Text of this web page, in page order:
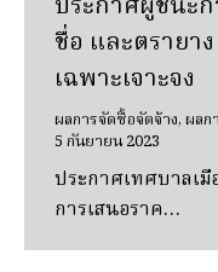
ชื่อ และตรายา
เฉพาะเจาะจง
ผลการจัดซื้อจัดจ้าง,ผลก
5 กันยายน 2023
ประกาศเทศบาลเมื
การเสนอราค…